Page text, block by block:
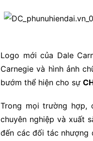
Logo mới của Dale
Carnegie và hình ảnh
bướm thể hiện cho sự
Trong mọi trường hợp,
chuyên nghiệp và xuất
đến các đối tác nhượng